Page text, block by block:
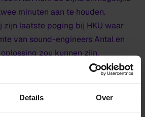
Details Over
minuten aan te houden.
zijn laatste poging bij HKU waar
van sound-engineers Antal en
zou kunnen zijn.